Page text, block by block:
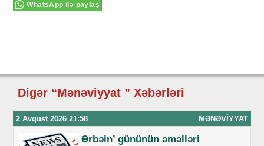
WhatsApp ilə paylaş
Digər “Mənəviyyat ” Xəbərləri
2 Avqust 2026 21:58 MƏNƏVIYYAT
Ərbəin’ gününün əməlləri